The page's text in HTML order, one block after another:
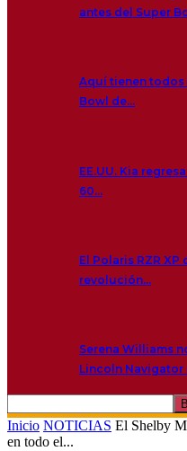
antes del Super
Aquí tienen todos
Bowl de…
EE.UU. Kia
60…
El Polaris RZR
revolución…
Serena Williams
Lincoln Navigator
Inicio NOTICIAS El Shelby
en todo el...